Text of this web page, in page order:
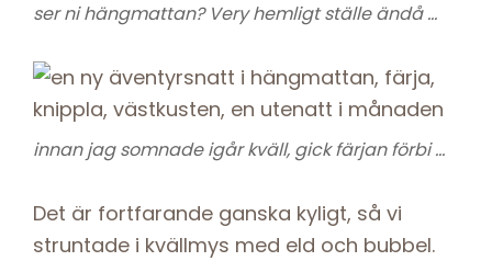
ser ni hängmattan? Very hemligt ställe ändå …
innan jag somnade igår kväll, gick färjan förbi …
Det är fortfarande ganska kyligt, så vi
struntade i kvällmys med eld och bubbel.